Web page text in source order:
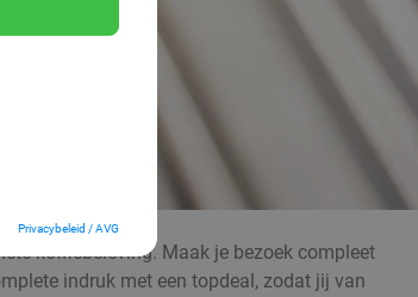
Privacybeleid / AVG
koffiebeleving. Maak je bezoek compleet
indruk met een topdeal, zodat jij van